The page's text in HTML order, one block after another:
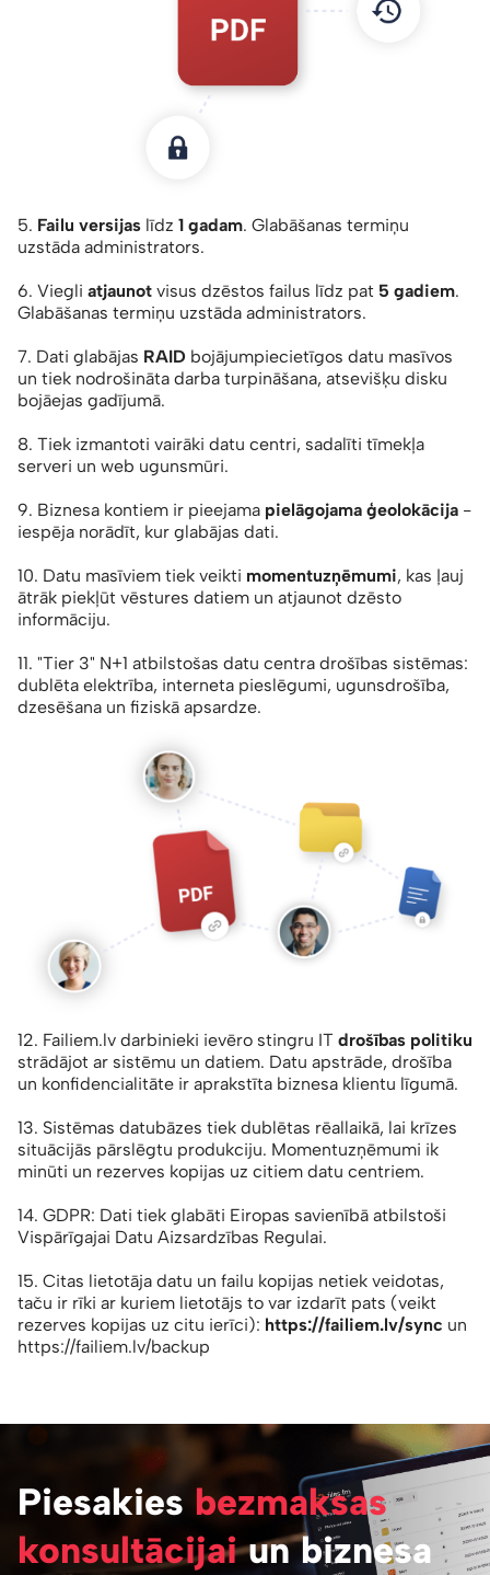
5. Failu versijas līdz 1 gadam. Glabāšanas termiņu
uzstāda administrators.
6. Viegli atjaunot visus dzēstos failus līdz pat 5 gadiem.
Glabāšanas termiņu uzstāda administrators.
7. Dati glabājas RAID bojājumpiecietīgos datu masīvos
un tiek nodrošināta darba turpināšana, atsevišķu disku
bojāejas gadījumā.
8. Tiek izmantoti vairāki datu centri, sadalīti tīmekļa
serveri un web ugunsmūri.
9. Biznesa kontiem ir pieejama pielāgojama ģeolokācija -
iespēja norādīt, kur glabājas dati.
10. Datu masīviem tiek veikti momentuzņēmumi, kas ļauj
ātrāk piekļūt vēstures datiem un atjaunot dzēsto
informāciju.
11. "Tier 3" N+1 atbilstošas datu centra drošības sistēmas:
dublēta elektrība, interneta pieslēgumi, ugunsdrošība,
dzesēšana un fiziskā apsardze.
12. Failiem.lv darbinieki ievēro stingru IT drošības politiku
strādājot ar sistēmu un datiem. Datu apstrāde, drošība
un konfidencialitāte ir aprakstīta biznesa klientu līgumā.
13. Sistēmas datubāzes tiek dublētas rēallaikā, lai krīzes
situācijās pārslēgtu produkciju. Momentuzņēmumi ik
minūti un rezerves kopijas uz citiem datu centriem.
14. GDPR: Dati tiek glabāti Eiropas savienībā atbilstoši
Vispārīgajai Datu Aizsardzības Regulai.
15. Citas lietotāja datu un failu kopijas netiek veidotas,
taču ir rīki ar kuriem lietotājs to var izdarīt pats (veikt
rezerves kopijas uz citu ierīci): https://failiem.lv/sync un
https://failiem.lv/backup
Piesakies bezmaksas
konsultācijaiun biznesa